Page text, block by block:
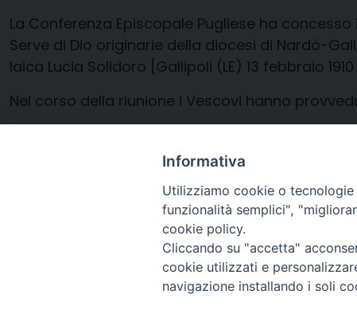
La Conferenza Episcopale Pugliese ha
Serve di Dio originarie della diocesi di Nardò-
laica Lucia Solidoro [Gallipoli (LE) 13 febbraio 1910
Nel corso della riunione i Vescovi hanno
Informativa
Utilizziamo cookie o
funzionalità semplici",
cookie policy.
Cliccando su "accetta"
cookie utilizzati e
navigazione installando i soli